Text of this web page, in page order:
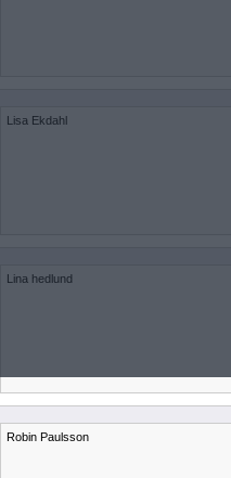
Lisa Ekdahl
Lina hedlund
Robin Paulsson